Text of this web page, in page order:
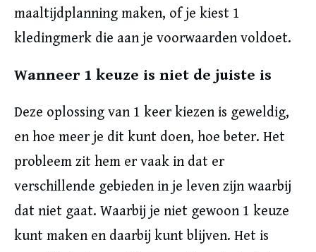
maaltijdplanning maken, of je kiest 1
kledingmerk die aan je voorwaarden voldoet.
Wanneer 1 keuze is niet de juiste is
Deze oplossing van 1 keer kiezen is geweldig,
en hoe meer je dit kunt doen, hoe beter. Het
probleem zit hem er vaak in dat er
verschillende gebieden in je leven zijn waarbij
dat niet gaat. Waarbij je niet gewoon 1 keuze
kunt maken en daarbij kunt blijven. Het is